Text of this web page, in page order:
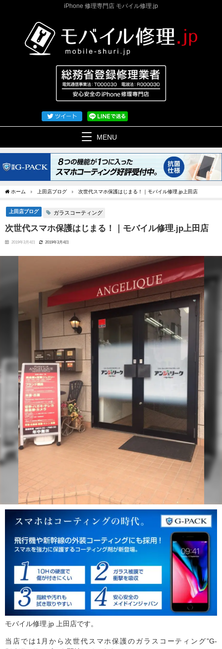
iPhone 修理専門店 モバイル修理.jp
MENU
ホーム 上田店ブログ 次世代スマホ保護はじまる！｜モバイル修理.jp上田店
上田店ブログ ガラスコーティング
次世代スマホ保護はじまる！｜モバイル修理.jp上田店
2019年3月4日 2019年3月4日
モバイル修理.jp 上田店です。
当店では1月から次世代スマホ保護のガラスコーティング”G-